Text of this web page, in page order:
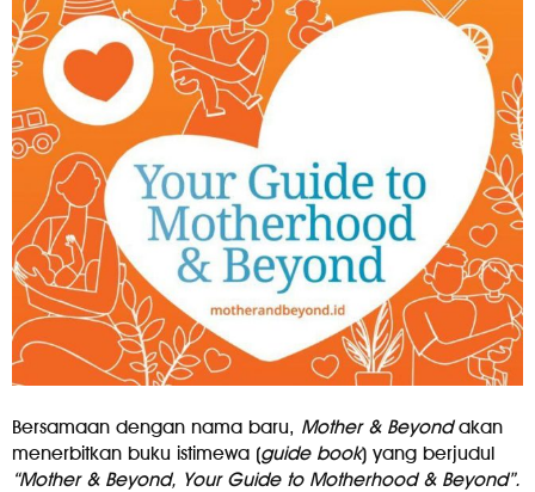
Bersamaan dengan nama baru, Mother & Beyondakan
menerbitkan buku istimewa (guide book) yang berjudul
“Mother & Beyond, Your Guide to Motherhood & Beyond”.